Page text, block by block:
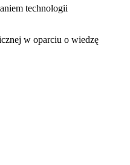
technologii
w oparciu o wiedzę